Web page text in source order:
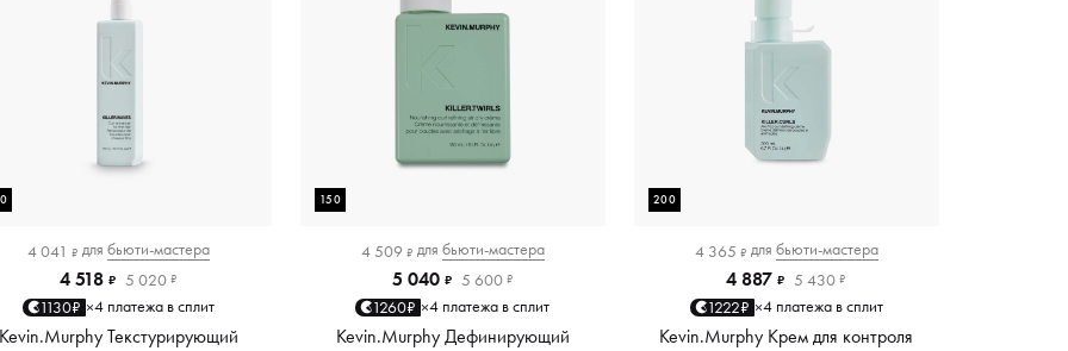
4 041 ₽ для бьюти-мастера
4 518 ₽ 5 020 ₽
1130₽ ×4 платежа в сплит
Kevin.Murphy Текстурирующий
150
4 509 ₽ для бьюти-мастера
5 040 ₽ 5 600 ₽
1260₽ ×4 платежа в сплит
Kevin.Murphy Дефинирующий
200
4 365 ₽ для бьюти-мастера
4 887 ₽ 5 430 ₽
1222₽ ×4 платежа в сплит
Kevin.Murphy Крем для контроля